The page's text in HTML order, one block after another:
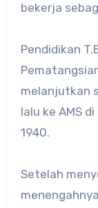
bekerja
Pendidikan
melanjutkan
lalu ke AMS
1940.
Setelah